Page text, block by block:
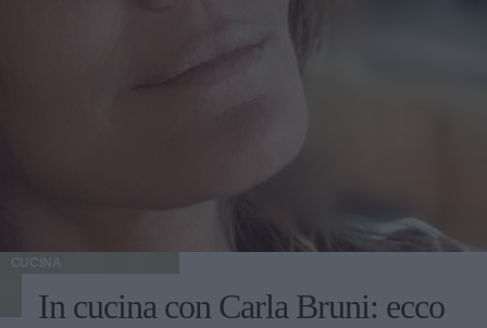
CUCINA
In cucina con Carla Bruni: ecco